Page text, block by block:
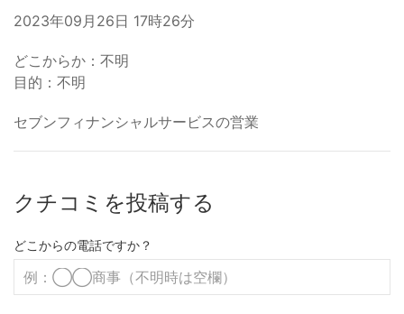
2023年09月26日 17時26分
どこからか：不明
目的：不明
セブンフィナンシャルサービスの営業
クチコミを投稿する
どこからの電話ですか？